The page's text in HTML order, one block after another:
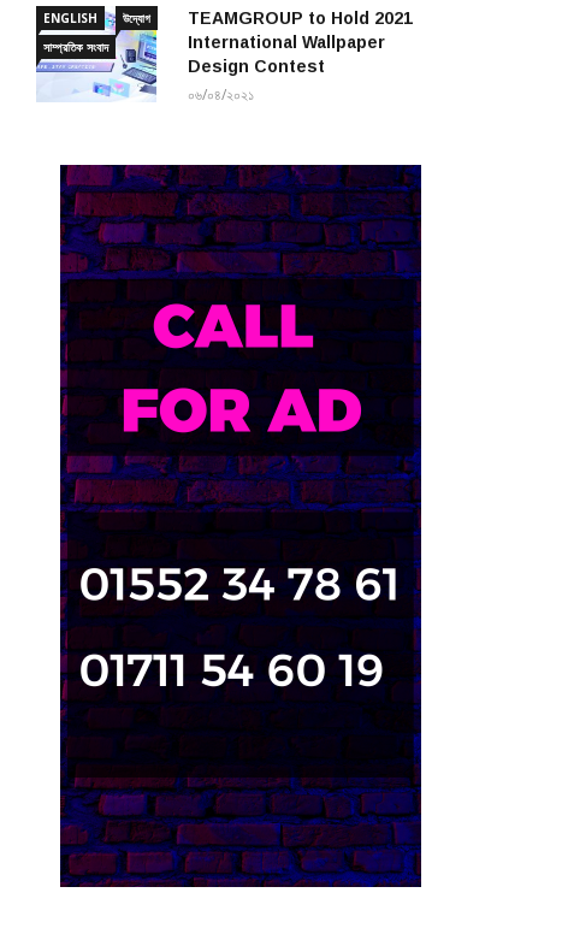
ENGLISH
উদ্যোগ
সাম্প্রতিক সংবাদ
TEAMGROUP to Hold 2021
International Wallpaper
Design Contest
০৬/০৪/২০২১